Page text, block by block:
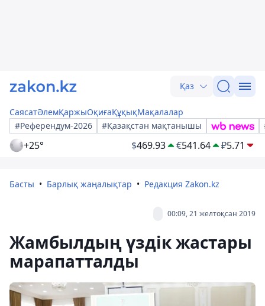
Қаз
СаясатӘлемҚаржыОқиғаҚұқықМақалалар
#Референдум-2026
#Қазақстан мақтанышы
+25° $469.93 €541.64 ₽5.71
Басты Барлық жаңалықтар Редакция Zakon.kz
00:09, 21 желтоқсан 2019
Жамбылдың үздік жастары
марапатталды